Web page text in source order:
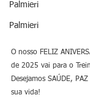
Palmieri
Palmieri
O nosso FELIZ
de 2025 vai para o
Desejamos SAÚDE,
sua vida!